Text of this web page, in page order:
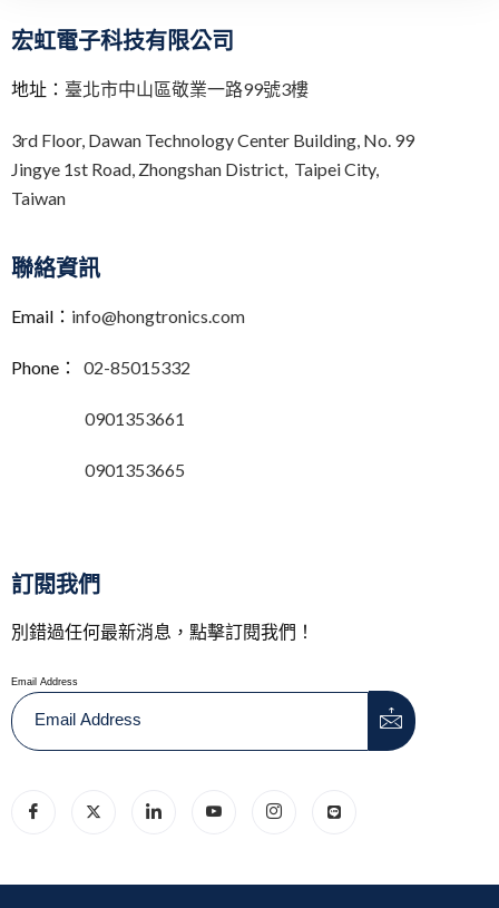
宏虹電子科技有限公司
地址： 臺北市中山區敬業一路99號3樓
3rd Floor, Dawan Technology Center Building, No. 99
Jingye 1st Road, Zhongshan District, Taipei City,
Taiwan
聯絡資訊
Email： info@hongtronics.com
Phone： 02-85015332
0901353661
0901353665
訂閱我們
別錯過任何最新消息，點擊訂閱我們！
Email Address